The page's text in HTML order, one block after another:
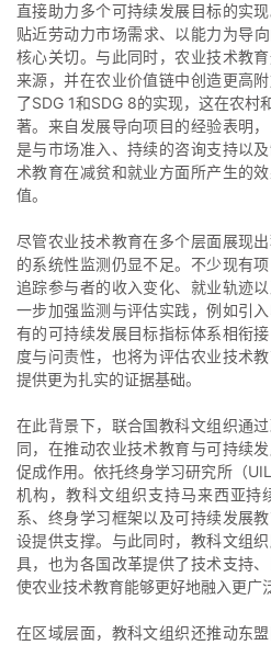
直接助力多个可持续发展目标的实
贴近劳动力市场需求、以能力为导
核心关切。与此同时，农业技术教
来源，并在农业价值链中创造更高
了SDG 1和SDG 8的实现，这在农村
著。来自发展导向项目的经验表明
是与市场准入、持续的咨询支持以
术教育在减贫和就业方面所产生的
值。
尽管农业技术教育在多个层面展现
的系统性监测仍显不足。不少现有
追踪参与者的收入变化、就业轨迹
一步加强监测与评估实践，例如引
有的可持续发展目标指标体系相衔
度与问责性，也将为评估农业技术
提供更为扎实的证据基础。
在此背景下，联合国教科文组织通
同，在推动农业技术教育与可持续
促成作用。依托终身学习研究所（
机构，教科文组织支持马来西亚持
系、终身学习框架以及可持续发展
设提供支撑。与此同时，教科文组
具，也为各国改革提供了技术支持
使农业技术教育能够更好地融入更广
在区域层面，教科文组织还推动东